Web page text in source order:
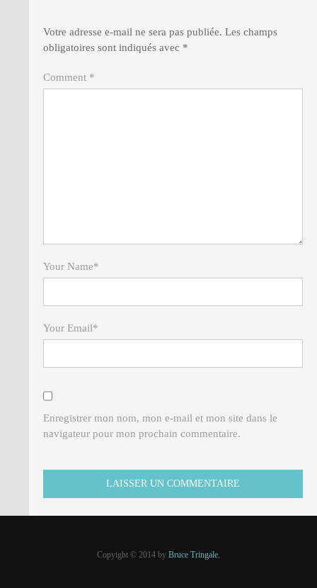
Votre adresse e-mail ne sera pas publiée. Les champs
obligatoires sont indiqués avec *
Comment *
Your Name*
Your Email*
Enregistrer mon nom, mon e-mail et mon site dans le
navigateur pour mon prochain commentaire.
Copyight © 2014 by Bruce Tringale.